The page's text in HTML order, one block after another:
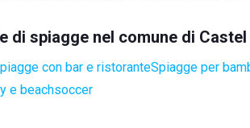
di spiagge nel comune di Castel
con bar e ristoranteSpiagge per
e beachsoccer